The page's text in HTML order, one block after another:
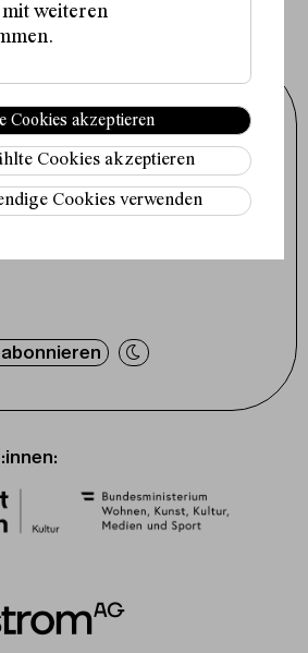
karten@schauspielhaus.at
Wien GmbH
19
Datenschutz
weiteren
Cookies akzeptieren
Cookies akzeptieren
Cookies verwenden